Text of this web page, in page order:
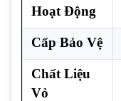
Hoạt Động
Cấp Bảo Vệ
Chất Liệu
Vỏ